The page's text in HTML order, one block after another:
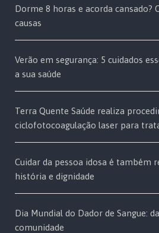
Dorme 8 horas e acorda cansado?
causas
Verão em segurança: 5 cuidados
a sua saúde
Terra Quente Saúde realiza
ciclofotocoagulação laser para
Cuidar da pessoa idosa é também
história e dignidade
Dia Mundial do Dador de Sangue:
comunidade